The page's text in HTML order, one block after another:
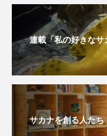
ユメタチモドキ
ヨツメウオ ラ
リュウセイクラゲ
ロックシュリンプ
ワタカ ワニ
連載「私の好きなサ
サカナを創る人たち